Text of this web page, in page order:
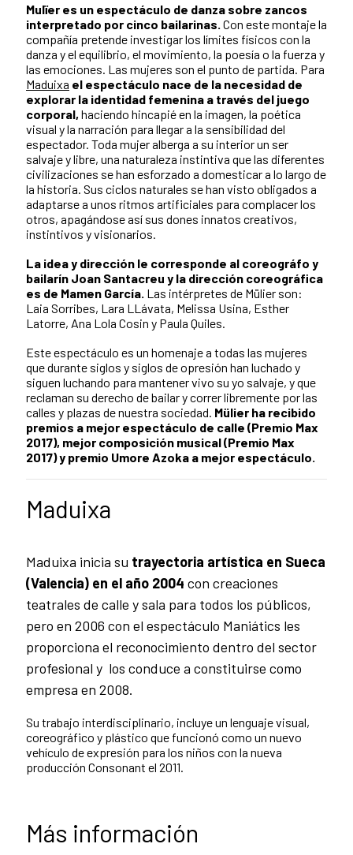
Mulïer es un espectáculo de danza sobre zancos
interpretado por cinco bailarinas. Con este montaje la
compañía pretende investigar los límites físicos con la
danza y el equilibrio, el movimiento, la poesía o la fuerza y
las emociones. Las mujeres son el punto de partida. Para
Maduixa el espectáculo nace de la necesidad de
explorar la identidad femenina a través del juego
corporal, haciendo hincapié en la imagen, la poética
visual y la narración para llegar a la sensibilidad del
espectador. Toda mujer alberga a su interior un ser
salvaje y libre, una naturaleza instintiva que las diferentes
civilizaciones se han esforzado a domesticar a lo largo de
la historia. Sus ciclos naturales se han visto obligados a
adaptarse a unos ritmos artificiales para complacer los
otros, apagándose así sus dones innatos creativos,
instintivos y visionarios.
La idea y dirección le corresponde al coreográfo y
bailarín Joan Santacreu y la dirección coreográfica
es de Mamen García. Las intérpretes de Mülier son:
Laia Sorribes, Lara LLávata, Melissa Usina, Esther
Latorre, Ana Lola Cosin y Paula Quiles.
Este espectáculo es un homenaje a todas las mujeres
que durante siglos y siglos de opresión han luchado y
siguen luchando para mantener vivo su yo salvaje, y que
reclaman su derecho de bailar y correr libremente por las
calles y plazas de nuestra sociedad. Mülier ha recibido
premios a mejor espectáculo de calle (Premio Max
2017), mejor composición musical (Premio Max
2017) y premio Umore Azoka a mejor espectáculo.
Maduixa
Maduixa inicia su trayectoria artística en Sueca
(Valencia) en el año 2004 con creaciones
teatrales de calle y sala para todos los públicos,
pero en 2006 con el espectáculo Maniátics les
proporciona el reconocimiento dentro del sector
profesional y los conduce a constituirse como
empresa en 2008.
Su trabajo interdisciplinario, incluye un lenguaje visual,
coreográfico y plástico que funcionó como un nuevo
vehículo de expresión para los niños con la nueva
producción Consonant el 2011.
Más información